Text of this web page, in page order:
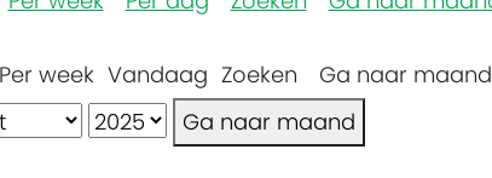
Per week Vandaag Zoeken
Ga naar maand
Ga naar maand